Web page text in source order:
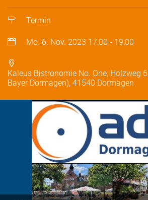
Termin
Mo. 6. Nov. 2023 17:00 - 19:00
Kaleus Bistronomie No. One, Holzweg
Bayer Dormagen), 41540 Dormagen